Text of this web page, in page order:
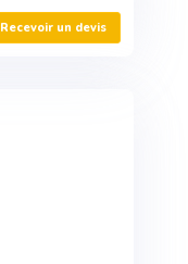
Recevoir un devis